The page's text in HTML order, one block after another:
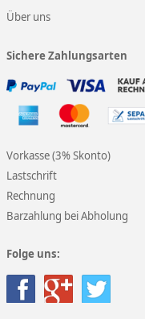
Über uns
Sichere Zahlungsarten
Vorkasse (3% Skonto)
Lastschrift
Rechnung
Barzahlung bei Abholung
Folge uns: